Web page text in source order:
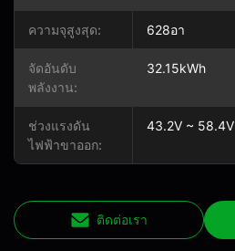
ความจุสูงสุด: 628อา
จัดอันดับ
พลังงาน:
32.15kWh
ช่วงแรงดัน
ไฟฟ้าขาออก:
43.2V ~ 58.4V
ติดต่อเรา